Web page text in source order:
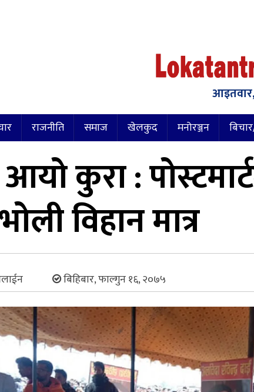
राजनीति समाज खेलकुद मनोरञ्जन
कुरा :
विहान मात्र
बिहिबार, फाल्गुन १६, २०७५